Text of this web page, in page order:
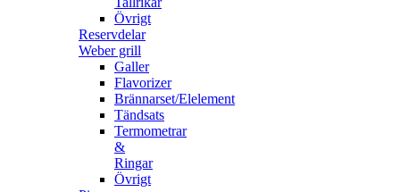
Övrigt
Reservdelar
Weber grill
Galler
Flavorizer
Brännarset/Elelement
Tändsats
Termometrar
&
Ringar
Övrigt